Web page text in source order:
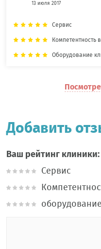
13 июля 2017
Сервис
Компетентность
Оборудование
Добавить
Ваш рейтинг клиники:
Сервис